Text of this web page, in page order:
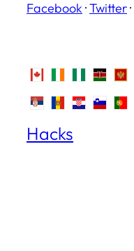
Facebook ·Twitter·
Hacks